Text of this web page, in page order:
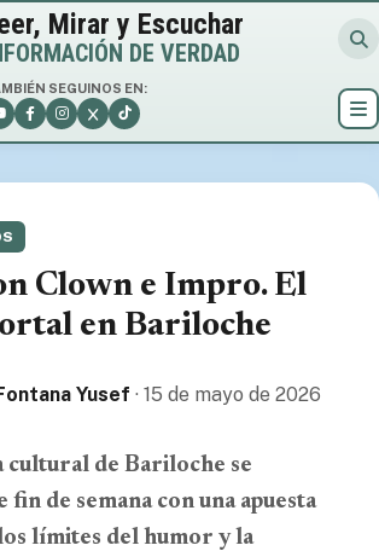
Mirar y Escuchar
DE VERDAD
SEGUINOS EN:
Clown e Impro. El
en Bariloche
Yusef · 15 de mayo de 2026
cultural de Bariloche se
fin de semana con una apuesta
límites del humor y la